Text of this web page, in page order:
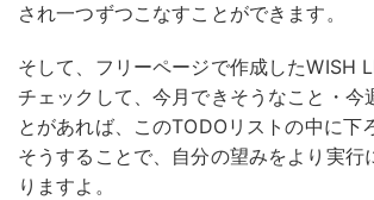
され一つずつこなすことができます。
そして、フリーページで作成したWISH
チェックして、今月できそうなこと・今
とがあれば、このTODOリストの中に下
そうすることで、自分の望みをより実行
りますよ。